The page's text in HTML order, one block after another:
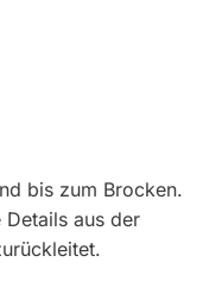
bis zum Brocken.
aus der